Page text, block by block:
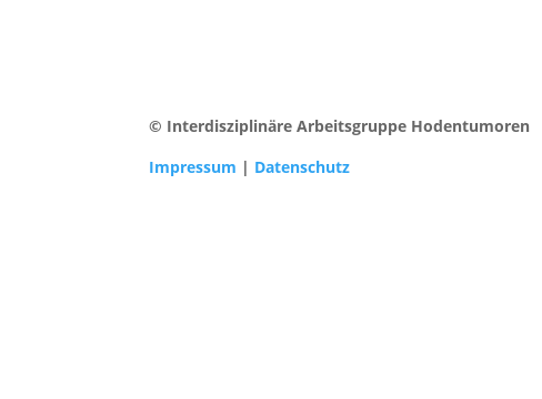
© Interdisziplinäre Arbeitsgruppe Hodentumoren
Impressum | Datenschutz